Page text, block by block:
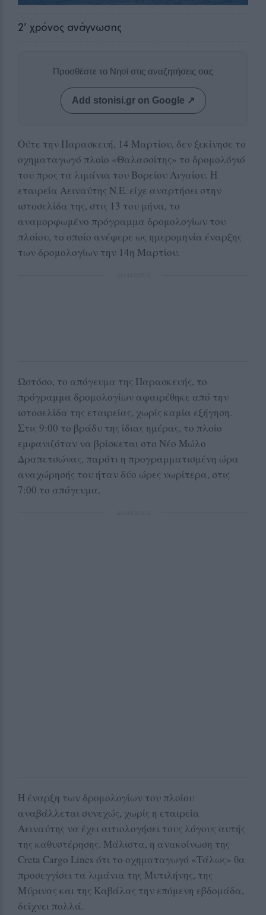
2' χρόνος ανάγνωσης
Προσθέστε το Νησί στις αναζητήσεις σας
Add stonisi.gr on Google ↗
Ούτε την Παρασκευή, 14 Μαρτίου, δεν ξεκίνησε το
οχηματαγωγό πλοίο «Θαλασσίτης» το δρομολόγιό
του προς τα λιμάνια του Βορείου Αιγαίου. Η
εταιρεία Αειναύτης Ν.Ε. είχε αναρτήσει στην
ιστοσελίδα της, στις 13 του μήνα, το
αναμορφωμένο πρόγραμμα δρομολογίων του
πλοίου, το οποίο ανέφερε ως ημερομηνία έναρξης
των δρομολογίων την 14η Μαρτίου.
Ωστόσο, το απόγευμα της Παρασκευής, το
πρόγραμμα δρομολογίων αφαιρέθηκε από την
ιστοσελίδα της εταιρείας, χωρίς καμία εξήγηση.
Στις 9:00 το βράδυ της ίδιας ημέρας, το πλοίο
εμφανιζόταν να βρίσκεται στο Νέο Μώλο
Δραπετσώνας, παρότι η προγραμματισμένη ώρα
αναχώρησής του ήταν δύο ώρες νωρίτερα, στις
7:00 το απόγευμα.
Η έναρξη των δρομολογίων του πλοίου
αναβάλλεται συνεχώς, χωρίς η εταιρεία
Αειναύτης να έχει αιτιολογήσει τους λόγους αυτής
της καθυστέρησης. Μάλιστα, η ανακοίνωση της
Creta Cargo Lines ότι το οχηματαγωγό «Τάλως» θα
προσεγγίσει τα λιμάνια της Μυτιλήνης, της
Μύρινας και της Καβάλας την επόμενη εβδομάδα,
δείχνει πολλά.